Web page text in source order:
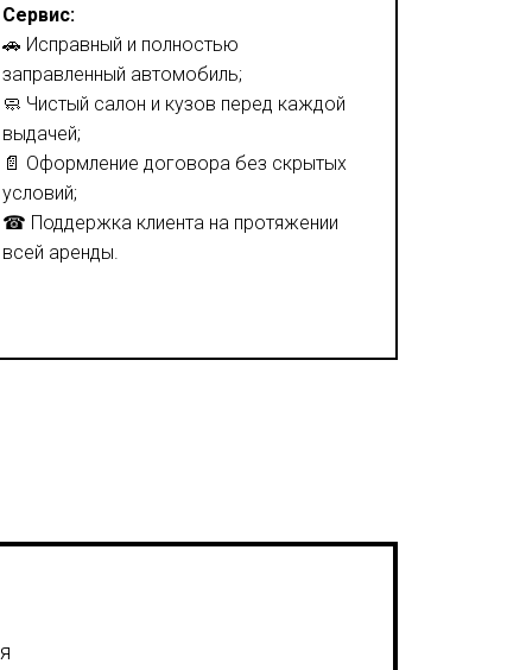
Сервис:
🚗 Исправный и полностью
заправленный автомобиль;
🧼 Чистый салон и кузов перед каждой
выдачей;
📄 Оформление договора без скрытых
условий;
☎ Поддержка клиента на протяжении
всей аренды.